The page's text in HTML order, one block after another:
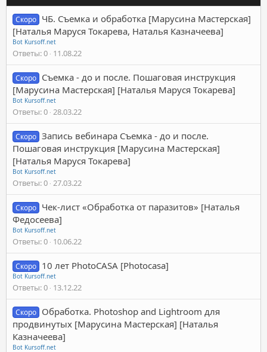
Скоро ЧБ. Съемка и обработка [Марусина Мастерская]
[Наталья Маруся Токарева, Наталья Казначеева]
Bot Kursoff.net
Ответы 0 11.08.22
Скоро Съемка - до и после. Пошаговая инструкция
[Марусина Мастерская] [Наталья Маруся Токарева]
Bot Kursoff.net
Ответы 0 28.03.22
Скоро Запись вебинара Съемка - до и после.
Пошаговая инструкция [Марусина Мастерская]
[Наталья Маруся Токарева]
Bot Kursoff.net
Ответы 0 27.03.22
Скоро Чек-лист «Обработка от паразитов» [Наталья
Федосеева]
Bot Kursoff.net
Ответы 0 10.06.22
Скоро 10 лет PhotoCASA [Photocasa]
Bot Kursoff.net
Ответы 0 13.12.22
Скоро Обработка. Photoshop and Lightroom для
продвинутых [Марусина Мастерская] [Наталья
Казначеева]
Bot Kursoff.net